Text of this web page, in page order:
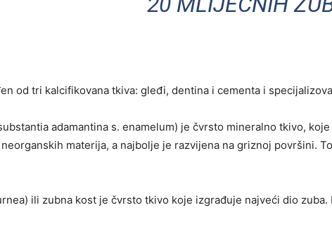
od tri kalcifikovana tkiva: gleđi, dentina i cementa i
adamantina s. enamelum) je čvrsto mineralno tkivo,
materija, a najbolje je razvijena na griznoj površini.
ili zubna kost je čvrsto tkivo koje izgrađuje najveći dio